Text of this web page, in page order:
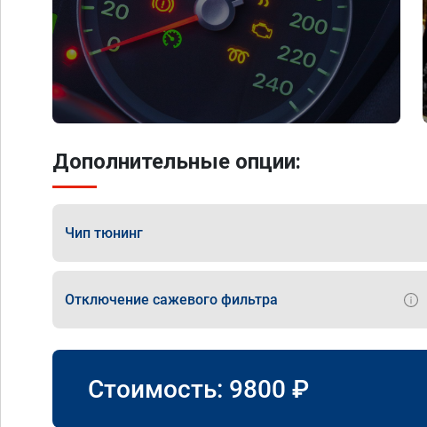
Дополнительные опции:
Чип тюнинг
Отключение сажевого фильтра
Стоимость: 9800 ₽